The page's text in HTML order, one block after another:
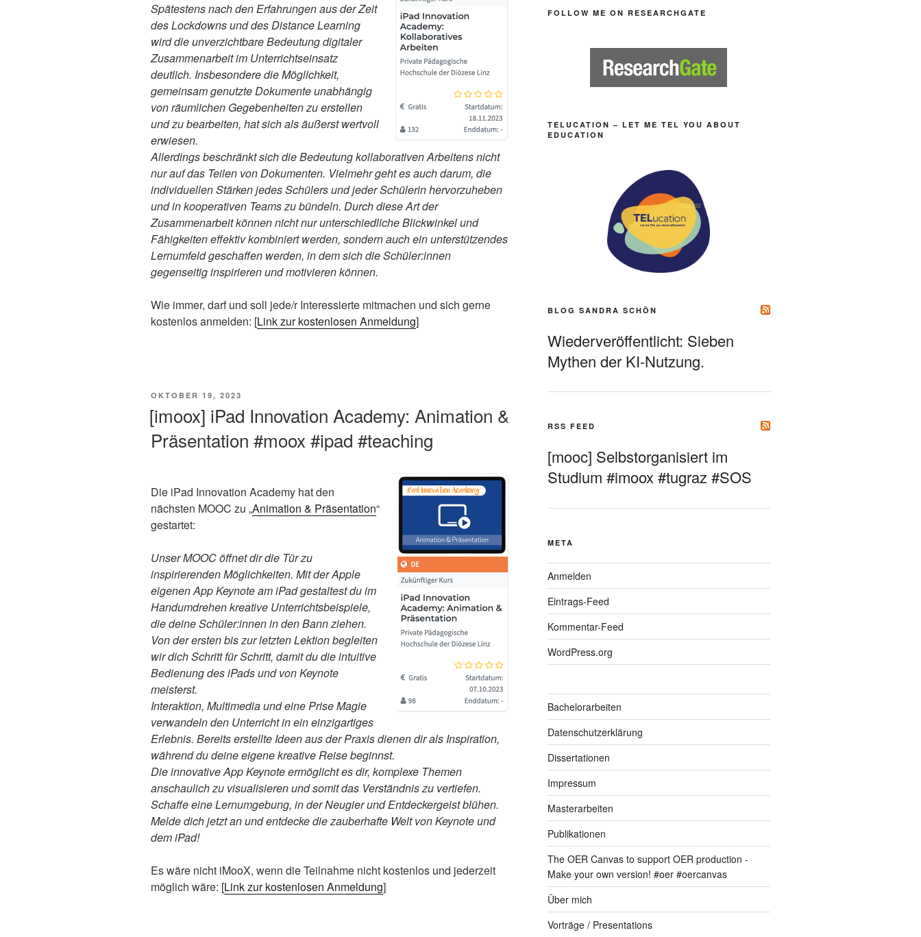
Spätestens nach den Erfahrungen aus der Zeit
des Lockdowns und des Distance Learning
wird die unverzichtbare Bedeutung digitaler
Zusammenarbeit im Unterrichtseinsatz
deutlich. Insbesondere die Möglichkeit,
gemeinsam genutzte Dokumente unabhängig
von räumlichen Gegebenheiten zu erstellen
und zu bearbeiten, hat sich als äußerst wertvoll
erwiesen.
Allerdings beschränkt sich die Bedeutung kollaborativen Arbeitens nicht
nur auf das Teilen von Dokumenten. Vielmehr geht es auch darum, die
individuellen Stärken jedes Schülers und jeder Schülerin hervorzuheben
und in kooperativen Teams zu bündeln. Durch diese Art der
Zusammenarbeit können nicht nur unterschiedliche Blickwinkel und
Fähigkeiten effektiv kombiniert werden, sondern auch ein unterstützendes
Lernumfeld geschaffen werden, in dem sich die Schüler:innen
gegenseitig inspirieren und motivieren können.
Wie immer, darf und soll jede/r Interessierte mitmachen und sich gerne
kostenlos anmelden: [Link zur kostenlosen Anmeldung]
VERÖFFENTLICHT
OKTOBER 19, 2023
[imoox] iPad Innovation Academy: Animation &
Präsentation #moox #ipad #teaching
Die iPad Innovation Academy hat den
nächsten MOOC zu „Animation & Präsentation“
gestartet:
Unser MOOC öffnet dir die Tür zu
inspirierenden Möglichkeiten. Mit der Apple
eigenen App Keynote am iPad gestaltest du im
Handumdrehen kreative Unterrichtsbeispiele,
die deine Schüler:innen in den Bann ziehen.
Von der ersten bis zur letzten Lektion begleiten
wir dich Schritt für Schritt, damit du die intuitive
Bedienung des iPads und von Keynote
meisterst.
Interaktion, Multimedia und eine Prise Magie
verwandeln den Unterricht in ein einzigartiges
Erlebnis. Bereits erstellte Ideen aus der Praxis dienen dir als Inspiration,
während du deine eigene kreative Reise beginnst.
Die innovative App Keynote ermöglicht es dir, komplexe Themen
anschaulich zu visualisieren und somit das Verständnis zu vertiefen.
Schaffe eine Lernumgebung, in der Neugier und Entdeckergeist blühen.
Melde dich jetzt an und entdecke die zauberhafte Welt von Keynote und
dem iPad!
Es wäre nicht iMooX, wenn die Teilnahme nicht kostenlos und jederzeit
möglich wäre: [Link zur kostenlosen Anmeldung]
FOLLOW ME ON RESEARCHGATE
TELUCATION – LET ME TEL YOU ABOUT
EDUCATION
BLOG SANDRA SCHÖN
Wiederveröffentlicht: Sieben
Mythen der KI-Nutzung.
RSS FEED
[mooc] Selbstorganisiert im
Studium #imoox #tugraz #SOS
META
Anmelden
Eintrags-Feed
Kommentar-Feed
WordPress.org
Bachelorarbeiten
Datenschutzerklärung
Dissertationen
Impressum
Masterarbeiten
Publikationen
The OER Canvas to support OER production -
Make your own version! #oer #oercanvas
Über mich
Vorträge / Presentations